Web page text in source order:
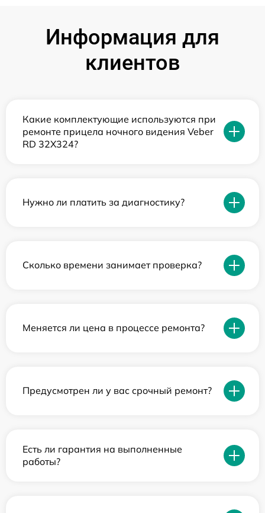
Информация для
клиентов
Какие комплектующие используются при
ремонте прицела ночного видения Veber
RD 32X324?
Нужно ли платить за диагностику?
Сколько времени занимает проверка?
Меняется ли цена в процессе ремонта?
Предусмотрен ли у вас срочный ремонт?
Есть ли гарантия на выполненные
работы?